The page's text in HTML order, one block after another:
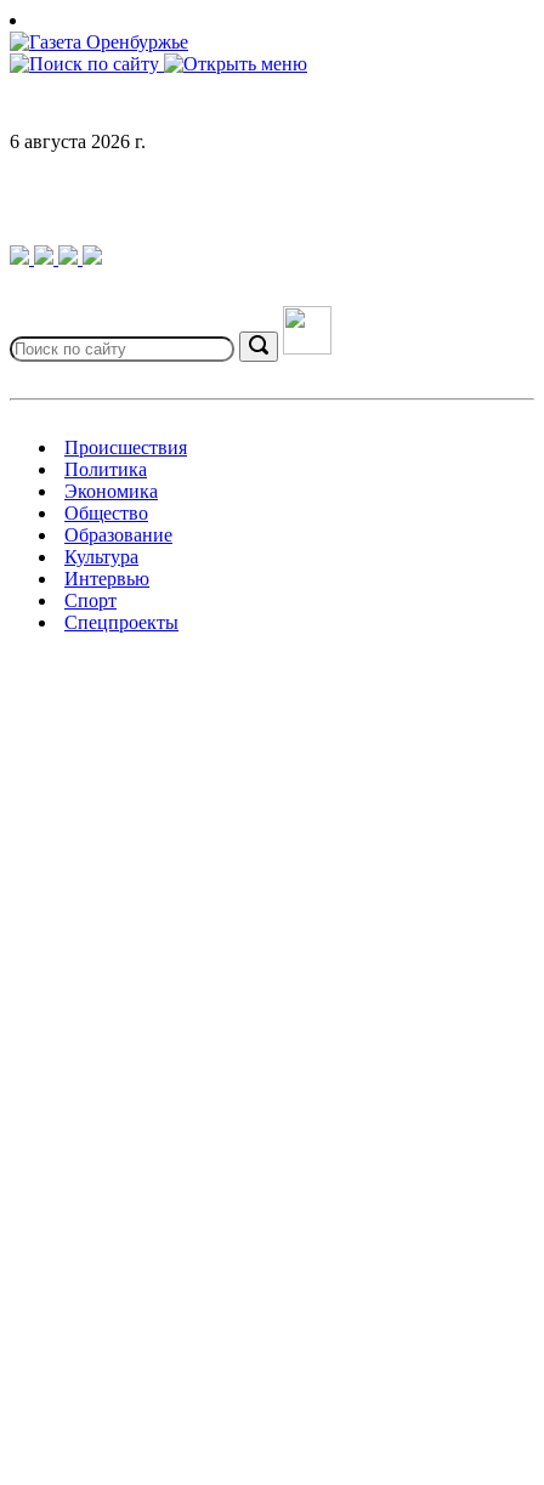
Skip
to
content
6 августа 2026 г.
for:
Search
Происшествия
Политика
Экономика
Общество
Образование
Культура
Интервью
Спорт
Спецпроекты